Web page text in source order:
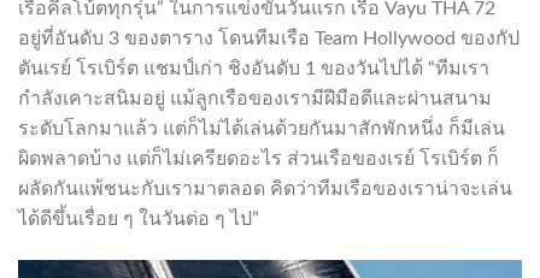
เรือคีลโบ้ตทุกรุ่น” ในการแข่งขันวันแรก เรือ Vayu THA 72
อยู่ที่อันดับ 3 ของตาราง โดนทีมเรือ Team Hollywood ของกัป
ตันเรย์ โรเบิร์ต แชมป์เก่า ชิงอันดับ 1 ของวันไปได้ “ทีมเรา
กำลังเคาะสนิมอยู่ แม้ลูกเรือของเรามีฝีมือดีและผ่านสนาม
ระดับโลกมาแล้ว แต่ก็ไม่ได้เล่นด้วยกันมาสักพักหนึ่ง ก็มีเล่น
ผิดพลาดบ้าง แต่ก็ไม่เครียดอะไร ส่วนเรือของเรย์ โรเบิร์ต ก็
ผลัดกันแพ้ชนะกับเรามาตลอด คิดว่าทีมเรือของเราน่าจะเล่น
ได้ดีขึ้นเรื่อย ๆ ในวันต่อ ๆ ไป”